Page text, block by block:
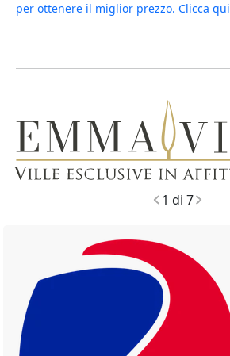
per ottenere il miglior prezzo. Clicca qui
1 di 7